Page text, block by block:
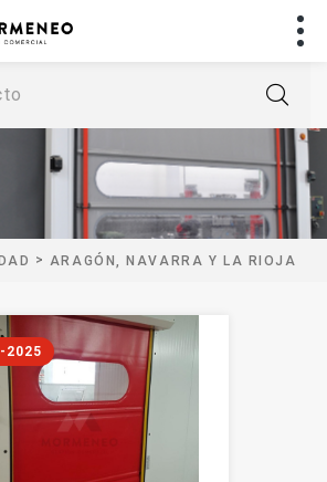
> ARAGÓN, NAVARRA Y LA RIOJA
2025